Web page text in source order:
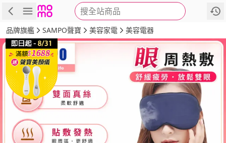
搜全站商品
商品 評價 詳情
品牌旗艦 SAMPO聲寶 美容家電 美容電器